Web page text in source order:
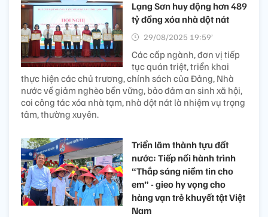
Lạng Sơn huy động hơn 489
tỷ đồng xóa nhà dột nát
29/08/2025 19:59’
Các cấp ngành, đơn vị tiếp
tục quán triệt, triển khai
thực hiện các chủ trương, chính sách của Đảng, Nhà
nước về giảm nghèo bền vững, bảo đảm an sinh xã hội,
coi công tác xóa nhà tạm, nhà dột nát là nhiệm vụ trọng
tâm, thường xuyên.
Triển lãm thành tựu đất
nước: Tiếp nối hành trình
“Thắp sáng niềm tin cho
em” - gieo hy vọng cho
hàng vạn trẻ khuyết tật Việt
Nam